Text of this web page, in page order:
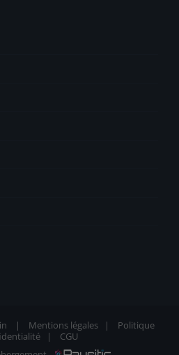
| Mentions légales| Politique
| CGU